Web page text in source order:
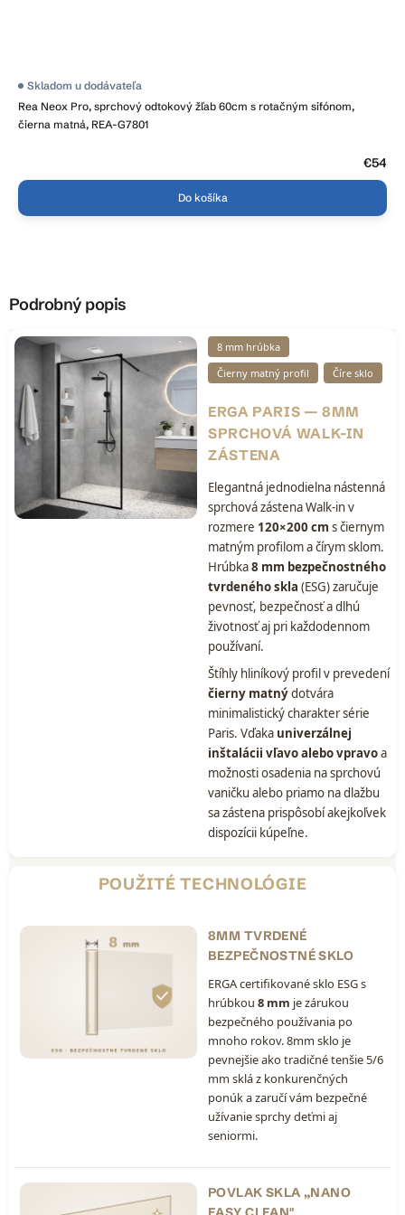
Rea Neox Pro, sprchový odtokový žľab 60cm s rotačným sifónom,
čierna matná, REA-G7801
Skladom u dodávateľa
€54
Do košíka
Podrobný popis
8 mm hrúbka
Čierny matný profil
Číre sklo
ERGA PARIS — 8MM
SPRCHOVÁ WALK-IN
ZÁSTENA
Elegantná jednodielna nástenná
sprchová zástena Walk-in v
rozmere 120×200 cm s čiernym
matným profilom a čírym sklom.
Hrúbka8 mm bezpečnostného
tvrdeného skla (ESG) zaručuje
pevnosť, bezpečnosť a dlhú
životnosť aj pri každodennom
používaní.
Štíhly hliníkový profil v prevedení
čierny matnýdotvára
minimalistický charakter série
Paris. Vďaka univerzálnej
inštalácii vľavo alebo vpravoa
možnosti osadenia na sprchovú
vaničku alebo priamo na dlažbu
sa zástena prispôsobí akejkoľvek
dispozícii kúpeľne.
POUŽITÉ TECHNOLÓGIE
8MM TVRDENÉ
BEZPEČNOSTNÉ SKLO
ERGA certifikované sklo ESG s
hrúbkou 8 mm je zárukou
bezpečného používania po
mnoho rokov. 8mm sklo je
pevnejšie ako tradičné tenšie 5/6
mm sklá z konkurenčných
ponúk a zaručí vám bezpečné
užívanie sprchy deťmi aj
seniormi.
POVLAK SKLA „NANO